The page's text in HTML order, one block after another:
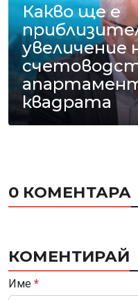
Какво ще е
квадрата
0 КОМЕНТАРА
КОМЕНТИРАЙ
Име *